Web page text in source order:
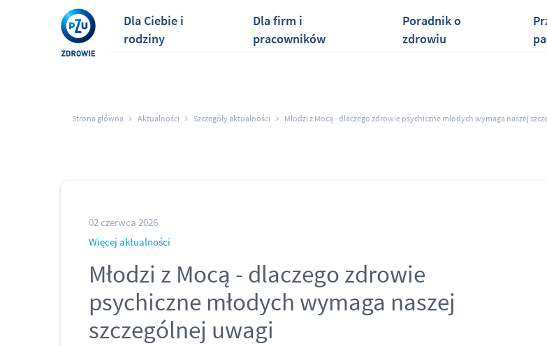
Dla Ciebie i
rodziny
Dla firm i
pracowników
Poradnik o
zdrowiu
Strona główna Aktualności Szczegóły aktualności Młodzi z Mocą - dlaczego zdrowie psychiczne młodych wymaga naszej
02 czerwca 2026
Więcej aktualności
Młodzi z Mocą - dlaczego zdrowie
psychiczne młodych wymaga naszej
szczególnej uwagi